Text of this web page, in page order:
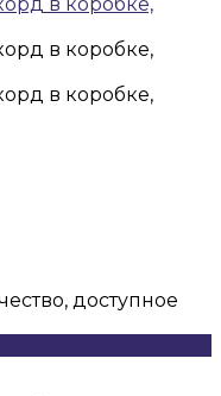
доступное